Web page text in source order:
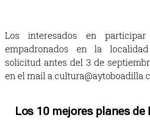
Los interesados en
empadronados en la
solicitud antes del 3 de
en el mail
Los 10 mejores planes de